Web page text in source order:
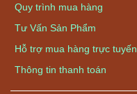
Quy trình mua hàng
Tư Vấn Sản Phẩm
Hỗ trợ mua hàng trực tuyến
Thông tin thanh toán